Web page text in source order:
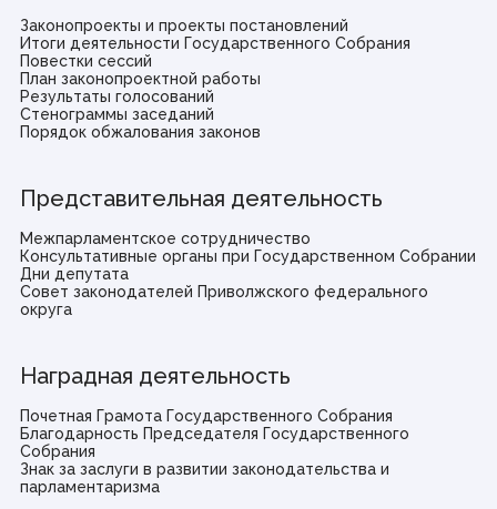
Законопроекты и проекты постановлений
Итоги деятельности Государственного Собрания
Повестки сессий
План законопроектной работы
Результаты голосований
Стенограммы заседаний
Порядок обжалования законов
Представительная деятельность
Межпарламентское сотрудничество
Консультативные органы при Государственном Собрании
Дни депутата
Совет законодателей Приволжского федерального
округа
Наградная деятельность
Почетная Грамота Государственного Собрания
Благодарность Председателя Государственного
Собрания
Знак за заслуги в развитии законодательства и
парламентаризма